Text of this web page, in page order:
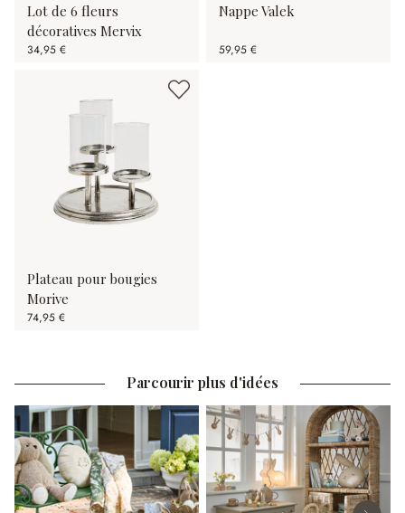
Lot de 6 fleurs
décoratives Mervix
34,95 €
Nappe Valek
59,95 €
Plateau pour bougies
Morive
74,95 €
Parcourir plus d'idées